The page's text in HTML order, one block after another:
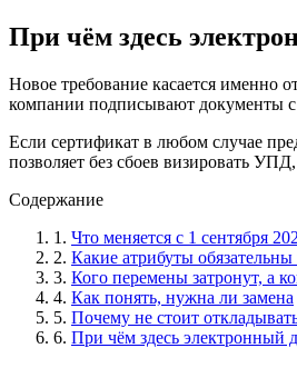
При чём здесь
Новое требование касается
компании подписывают документы
Если сертификат в любом случае
позволяет без сбоев визировать
Содержание
1. Что меняется с 1 сентября
2. Какие атрибуты
3. Кого перемены затронут, а
4. Как понять, нужна ли замена
5. Почему не стоит
6. При чём здесь электронный